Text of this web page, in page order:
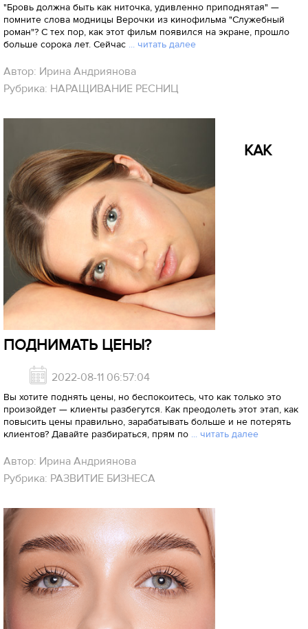
"Бровь должна быть как ниточка, удивленно приподнятая" —
помните слова модницы Верочки из кинофильма "Служебный
роман"? С тех пор, как этот фильм появился на экране, прошло
больше сорока лет. Сейчас ... читать далее
Автор: Ирина Андриянова
Рубрика: НАРАЩИВАНИЕ РЕСНИЦ
КАК
ПОДНИМАТЬ ЦЕНЫ?
2022-08-11 06:57:04
Вы хотите поднять цены, но беспокоитесь, что как только это
произойдет — клиенты разбегутся. Как преодолеть этот этап, как
повысить цены правильно, зарабатывать больше и не потерять
клиентов? Давайте разбираться, прям по ... читать далее
Автор: Ирина Андриянова
Рубрика: РАЗВИТИЕ БИЗНЕСА